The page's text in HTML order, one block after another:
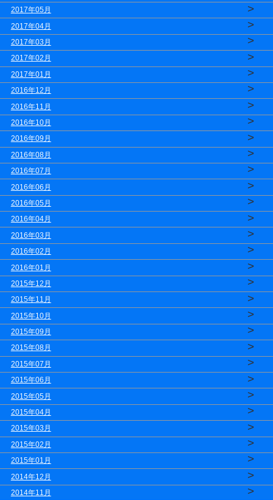
2017年05月 >
2017年04月 >
2017年03月 >
2017年02月 >
2017年01月 >
2016年12月 >
2016年11月 >
2016年10月 >
2016年09月 >
2016年08月 >
2016年07月 >
2016年06月 >
2016年05月 >
2016年04月 >
2016年03月 >
2016年02月 >
2016年01月 >
2015年12月 >
2015年11月 >
2015年10月 >
2015年09月 >
2015年08月 >
2015年07月 >
2015年06月 >
2015年05月 >
2015年04月 >
2015年03月 >
2015年02月 >
2015年01月 >
2014年12月 >
2014年11月 >